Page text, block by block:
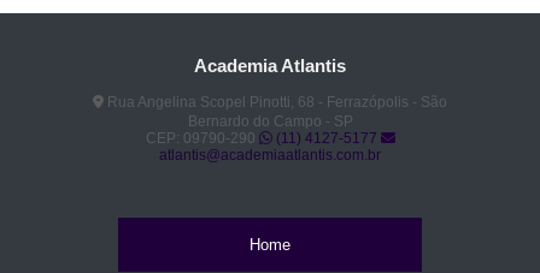
Academia Atlantis
Rua Angelina Scopel Pinotti, 68 - Ferrazópolis - São
Bernardo do Campo - SP
CEP: 09790-290
(11) 4127-5177
atlantis@academiaatlantis.com.br
Home